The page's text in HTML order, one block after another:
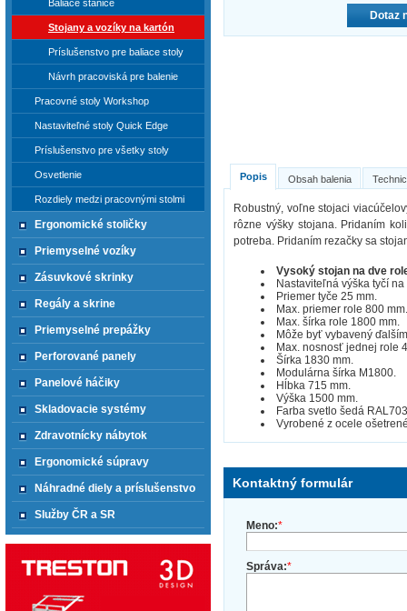
Dotaz
Popis Obsah balenia
Robustný, voľne stojaci
rôzne výšky stojana. Pridaním
potreba. Pridaním rezačky sa
Vysoký stojan na dve
Nastaviteľná výška tyčí na
Priemer tyče 25 mm.
Max. priemer role 800 mm.
Max. šírka role 1800 mm.
Môže byť vybavený
Max. nosnosť jednej role
Šírka 1830 mm.
Modulárna šírka M1800.
Hĺbka 715 mm.
Výška 1500 mm.
Farba svetlo šedá
Vyrobené z ocele
Kontaktný formulár
Meno:*
Správa:*
Baliace stanice
Stojany a vozíky na kartón
Príslušenstvo pre baliace stoly
Návrh pracoviská pre balenie
Pracovné stoly Workshop
Nastaviteľné stoly Quick Edge
Príslušenstvo pre všetky stoly
Osvetlenie
Rozdiely medzi pracovnými stolmi
Ergonomické stoličky
Priemyselné vozíky
Zásuvkové skrinky
Regály a skrine
Priemyselné prepážky
Perforované panely
Panelové háčiky
Skladovacie systémy
Zdravotnícky nábytok
Ergonomické súpravy
Náhradné diely a príslušenstvo
Služby ČR a SR